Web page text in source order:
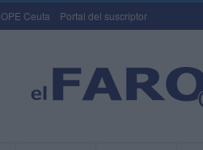
Ceuta Portal del suscriptor